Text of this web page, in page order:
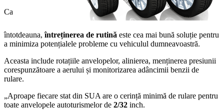
Ca
întotdeauna,întreținerea de rutină este cea mai bună soluție pentru
a minimiza potențialele probleme cu vehiculul dumneavoastră.
Aceasta include rotațiile anvelopelor, alinierea, menținerea presiunii
corespunzătoare a aerului și monitorizarea adâncimii benzii de
rulare.
„Aproape fiecare stat din SUA are o cerință minimă de rulare pentru
toate anvelopele autoturismelor de 2/32 inch.